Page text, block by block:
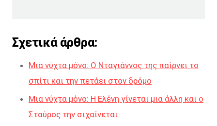
Σχετικά άρθρα:
Μια νύχτα μόνο: Ο Νταγιάννος της παίρνει το
σπίτι και την πετάει στον δρόμο
Μια νύχτα μόνο: Η Ελένη γίνεται μια άλλη και ο
Σταύρος την σιχαίνεται